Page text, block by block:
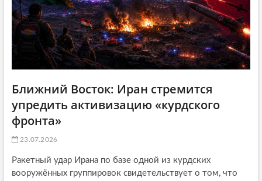
Ближний Восток: Иран стремится
упредить активизацию «курдского
фронта»
23.07.2026
Ракетный удар Ирана по базе одной из курдских
вооружённых группировок свидетельствует о том, что